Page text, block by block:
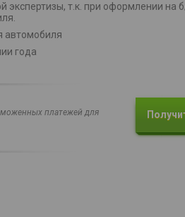
т.к. при оформлении на
автомобиля
года
платежей для